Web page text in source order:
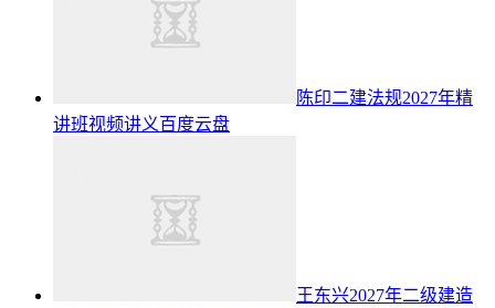
陈印二建法规2027年精
讲班视频讲义百度云盘
王东兴2027年二级建造